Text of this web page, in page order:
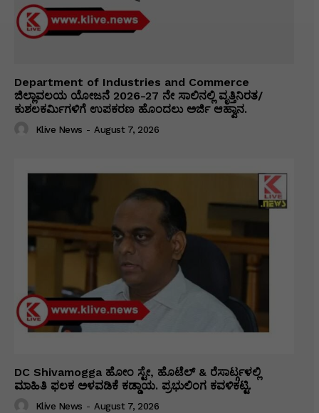
Department of Industries and Commerce
ಜಿಲ್ಲಾವಲಯ ಯೋಜನೆ 2026-27 ನೇ ಸಾಲಿನಲ್ಲಿ ವೃತ್ತಿನಿರತ/
ಕುಶಲಕರ್ಮಿಗಳಿಗೆ ಉಪಕರಣ ಹೊಂದಲು ಅರ್ಜಿ ಆಹ್ವಾನ.
Klive News - August 7, 2026
DC Shivamogga ಹೋಂ ಸ್ಟೇ, ಹೊಟೆಲ್ & ರೆಸಾರ್ಟ್ಗಳಲ್ಲಿ
ಮಾಹಿತಿ ಫಲಕ ಅಳವಡಿಕೆ ಕಡ್ಡಾಯ. ಪ್ರಭುಲಿಂಗ ಕವಳಿಕಟ್ಟಿ.
Klive News - August 7, 2026